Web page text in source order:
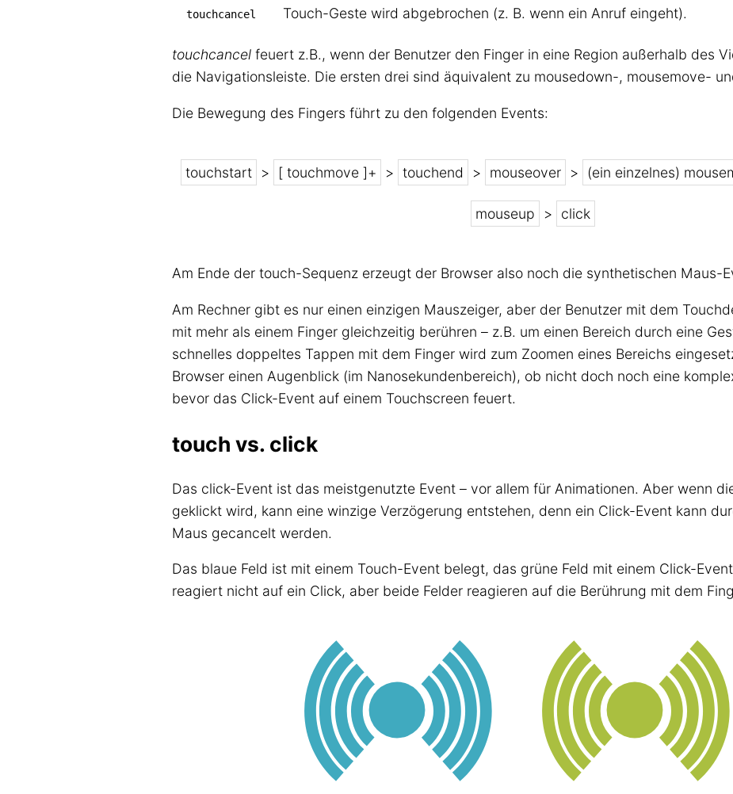
touchcancel Touch-Geste wird abgebrochen (z. B. wenn ein Anruf eingeht).
touchcancel feuert z.B., wenn der Benutzer den Finger in eine Region außerhalb des
die Navigationsleiste. Die ersten drei sind äquivalent zu mousedown-, mousemove-
Die Bewegung des Fingers führt zu den folgenden Events:
touchstart > [ touchmove ]+ > touchend > mouseover > (ein einzelnes)
mouseup > click
Am Ende der touch-Sequenz erzeugt der Browser also noch die synthetischen Maus-
Am Rechner gibt es nur einen einzigen Mauszeiger, aber der Benutzer mit dem
mit mehr als einem Finger gleichzeitig berühren – z.B. um einen Bereich durch eine
schnelles doppeltes Tappen mit dem Finger wird zum Zoomen eines Bereichs
Browser einen Augenblick (im Nanosekundenbereich), ob nicht doch noch eine
bevor das Click-Event auf einem Touchscreen feuert.
touch vs. click
Das click-Event ist das meistgenutzte Event – vor allem für Animationen. Aber wenn
geklickt wird, kann eine winzige Verzögerung entstehen, denn ein Click-Event kann
Maus gecancelt werden.
Das blaue Feld ist mit einem Touch-Event belegt, das grüne Feld mit einem Click-
reagiert nicht auf ein Click, aber beide Felder reagieren auf die Berührung mit dem